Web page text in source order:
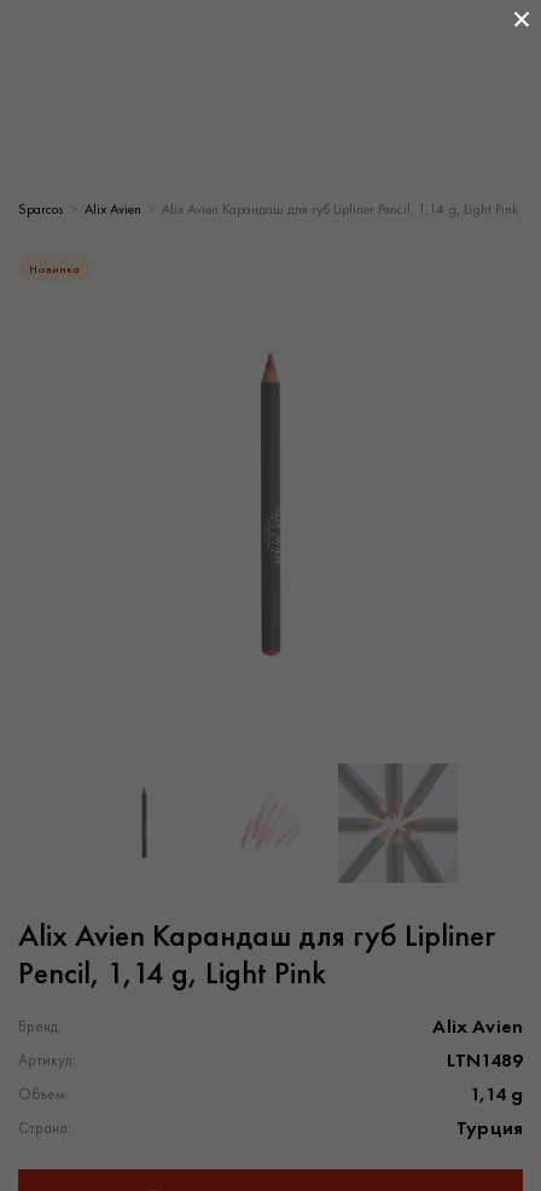
Sparcos Alix Avien Alix Avien Карандаш для губ Lipliner Pencil, 1,14 g, Light Pink
Новинка
Alix Avien Карандаш для губ Lipliner
Pencil, 1,14 g, Light Pink
Бренд: Alix Avien
Артикул: LTN1489
Объем: 1,14 g
Страна: Турция
×